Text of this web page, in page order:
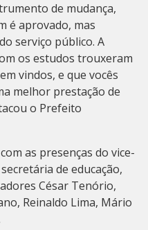
de mudança,
é aprovado, mas
serviço público. A
os estudos trouxeram
vindos, e que vocês
melhor prestação de
o Prefeito
as presenças do vice-
de educação,
César Tenório,
Reinaldo Lima, Mário